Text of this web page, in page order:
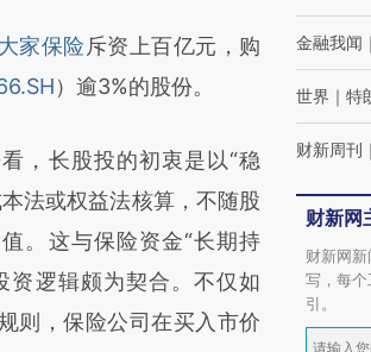
大家保险 斥资上百亿元，购
）逾3%的股份。
长股投的初衷是以“稳
法或权益法核算，不随股
。这与保险资金“长期持
资逻辑颇为契合。不仅如
则，保险公司在买入市价
金融我闻 ｜
世界 ｜ 特
财新周刊 ｜
财新网
财新网
写，每
引。